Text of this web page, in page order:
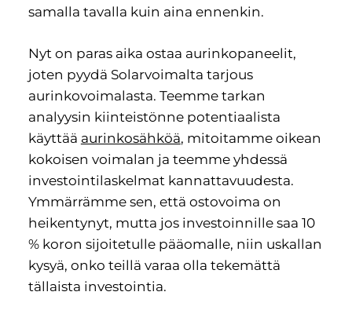
samalla tavalla kuin aina ennenkin.
Nyt on paras aika ostaa aurinkopaneelit,
joten pyydä Solarvoimalta tarjous
aurinkovoimalasta. Teemme tarkan
analyysin kiinteistönne potentiaalista
käyttää aurinkosähköä, mitoitamme oikean
kokoisen voimalan ja teemme yhdessä
investointilaskelmat kannattavuudesta.
Ymmärrämme sen, että ostovoima on
heikentynyt, mutta jos investoinnille saa 10
% koron sijoitetulle pääomalle, niin uskallan
kysyä, onko teillä varaa olla tekemättä
tällaista investointia.